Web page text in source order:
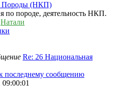
Породы (НКП)
по породе, деятельность НКП.
Натали
Re: 26 Национальная
последнему сообщению